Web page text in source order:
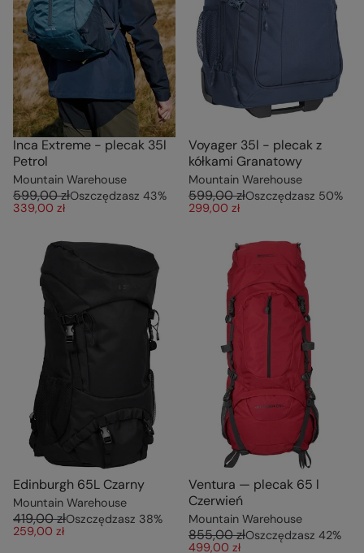
Inca Extreme - plecak 35l
Petrol
Mountain Warehouse
599,00 złOszczędzasz 43%
339,00 zł
Voyager 35l - plecak z
kółkami Granatowy
Mountain Warehouse
599,00 złOszczędzasz 50%
299,00 zł
Edinburgh 65L Czarny
Mountain Warehouse
419,00 złOszczędzasz 38%
259,00 zł
Ventura — plecak 65 l
Czerwień
Mountain Warehouse
855,00 złOszczędzasz 42%
499,00 zł